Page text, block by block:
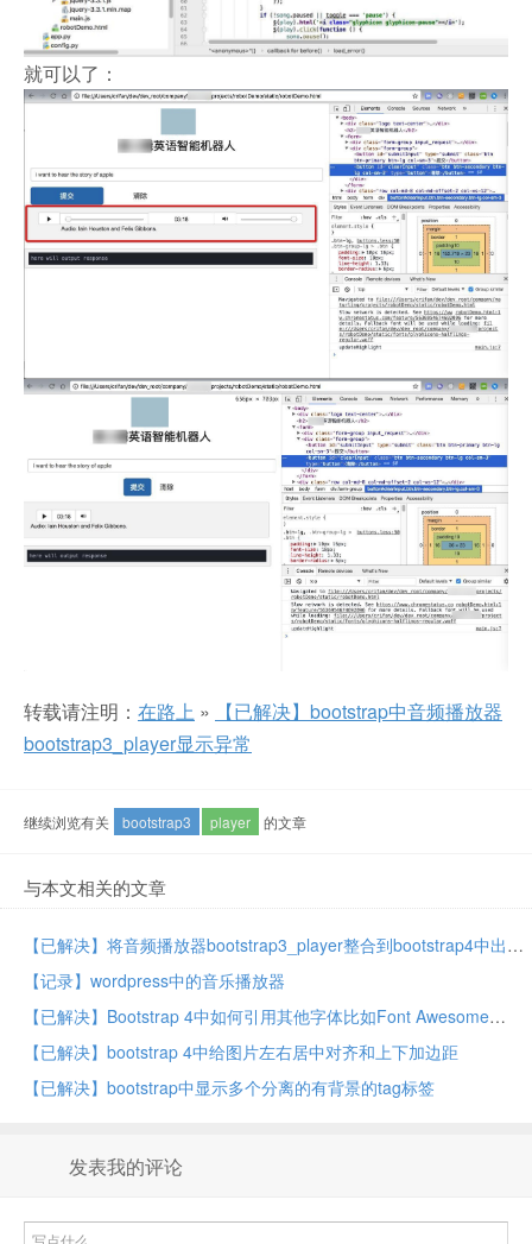
就可以了：
转载请注明： 在路上 »
【已解决】bootstrap中音频播放器
bootstrap3_player显示异常
继续浏览有关 bootstrap3 player 的文章
与本文相关的文章
【已解决】将音频播放器bootstrap3_player整合到bootstrap4中出错：tooltip.js Uncaught TypeError No method named fixTitle
【记录】wordpress中的音乐播放器
【已解决】Bootstrap 4中如何引用其他字体比如Font Awesome
【已解决】bootstrap 4中给图片左右居中对齐和上下加边距
【已解决】bootstrap中显示多个分离的有背景的tag标签
发表我的评论